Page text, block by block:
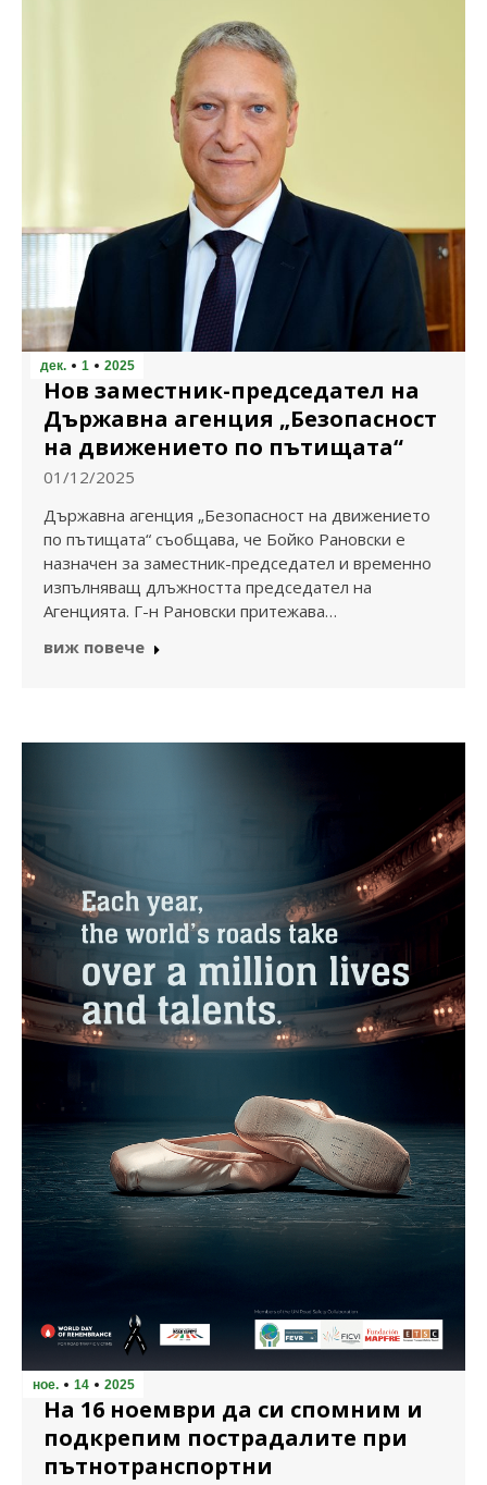
дек. 1 2025
Нов заместник-председател на
Държавна агенция „Безопасност
на движението по пътищата“
01/12/2025
Държавна агенция „Безопасност на движението
по пътищата“ съобщава, че Бойко Рановски е
назначен за заместник-председател и временно
изпълняващ длъжността председател на
Агенцията. Г-н Рановски притежава…
виж повече
ное. 14 2025
На 16 ноември да си спомним и
подкрепим пострадалите при
пътнотранспортни